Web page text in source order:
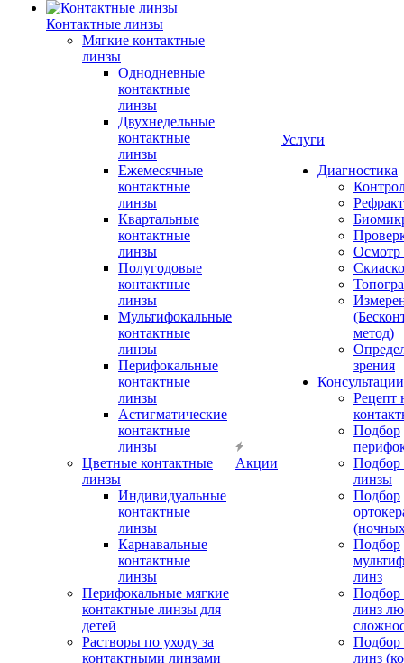
Контактные линзы
Мягкие контактные
линзы
Однодневные
контактные
линзы
Двухнедельные
контактные
линзы
Ежемесячные
контактные
линзы
Квартальные
контактные
линзы
Полугодовые
контактные
линзы
Мультифокальные
контактные
линзы
Перифокальные
контактные
линзы
Астигматические
контактные
линзы
Цветные контактные
линзы
Индивидуальные
контактные
линзы
Карнавальные
контактные
линзы
Перифокальные мягкие
контактные линзы для
детей
Растворы по уходу за
контактными линзами
Акции
Услуги
Диагностика
Осмотр
метод)
зрения
Рецепт
Подбор
Подбор
линзы
Подбор
Подбор
линз
Подбор
линз
Подбор
линз